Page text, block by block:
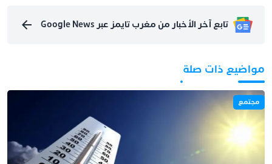
تابع آخر الأخبار من مغرب تايمز عبر Google News
مواضيع ذات صلة
مجتمع